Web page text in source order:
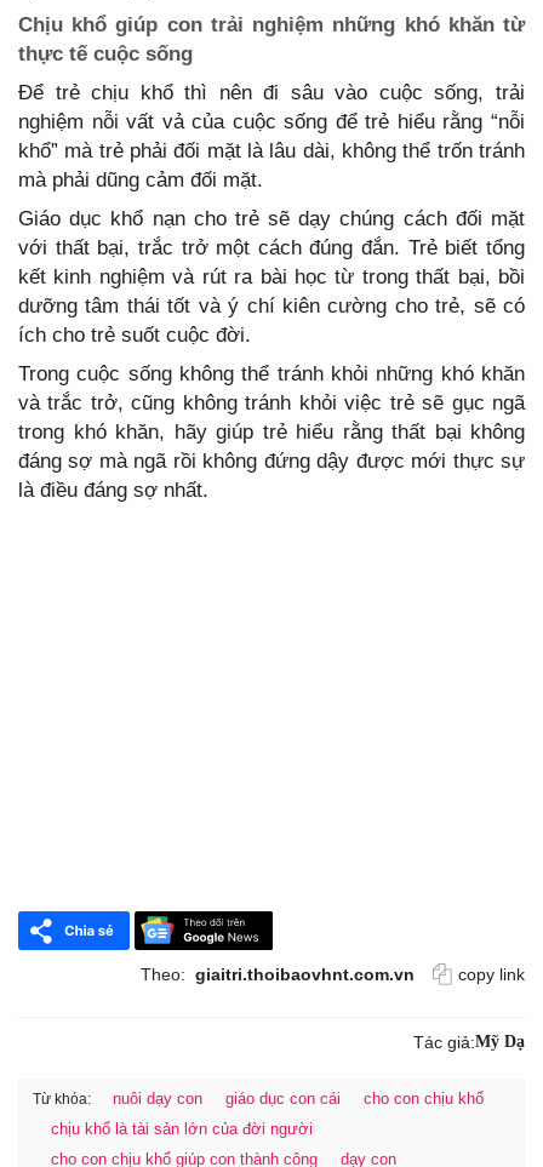
Chịu khổ giúp con trải nghiệm những khó khăn từ
thực tế cuộc sống
Để trẻ chịu khổ thì nên đi sâu vào cuộc sống, trải
nghiệm nỗi vất vả của cuộc sống để trẻ hiểu rằng “nỗi
khổ” mà trẻ phải đối mặt là lâu dài, không thể trốn tránh
mà phải dũng cảm đối mặt.
Giáo dục khổ nạn cho trẻ sẽ dạy chúng cách đối mặt
với thất bại, trắc trở một cách đúng đắn. Trẻ biết tổng
kết kinh nghiệm và rút ra bài học từ trong thất bại, bồi
dưỡng tâm thái tốt và ý chí kiên cường cho trẻ, sẽ có
ích cho trẻ suốt cuộc đời.
Trong cuộc sống không thể tránh khỏi những khó khăn
và trắc trở, cũng không tránh khỏi việc trẻ sẽ gục ngã
trong khó khăn, hãy giúp trẻ hiểu rằng thất bại không
đáng sợ mà ngã rồi không đứng dậy được mới thực sự
là điều đáng sợ nhất.
Theo: giaitri.thoibaovhnt.com.vn copy link
Tác giả:Mỹ Dạ
Từ khóa: nuôi dạy con giáo dục con cái
cho con chịu khổ
chịu khổ là tài sản lớn của đời người
cho con chịu khổ giúp con thành công
dạy con